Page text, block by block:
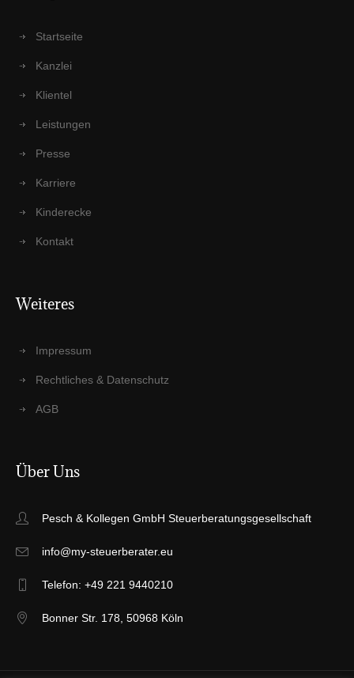
Start­sei­te
Kanz­lei
Kli­en­tel
Leis­tun­gen
Pres­se
Kar­rie­re
Kin­der­ecke
Kon­takt
Wei­te­res
Impres­sum
Recht­li­ches & Datenschutz
AGB
Über Uns
Pesch & Kollegen GmbH Steuerberatungsgesellschaft
info@my-steuerberater.eu
Telefon: +49 221 9440210
Bonner Str. 178, 50968 Köln